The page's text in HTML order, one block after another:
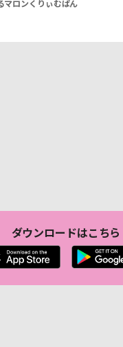
ロンくりぃむぱん
ダウンロードはこちら